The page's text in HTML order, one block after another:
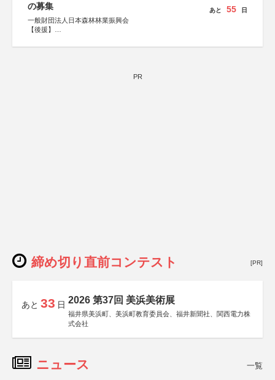
の募集
一般財団法人日本森林林業振興会
【後援】
会、森林火災対策協会
あと 55 日
PR
締め切り直前コンテスト [PR]
あと 33 日 2026 第37回 美浜美術展
福井県美浜町、美浜町教育委員会、福井新聞社、関西電力株
式会社
ニュース 一覧